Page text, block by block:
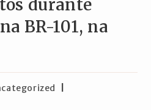
durante
BR-101, na